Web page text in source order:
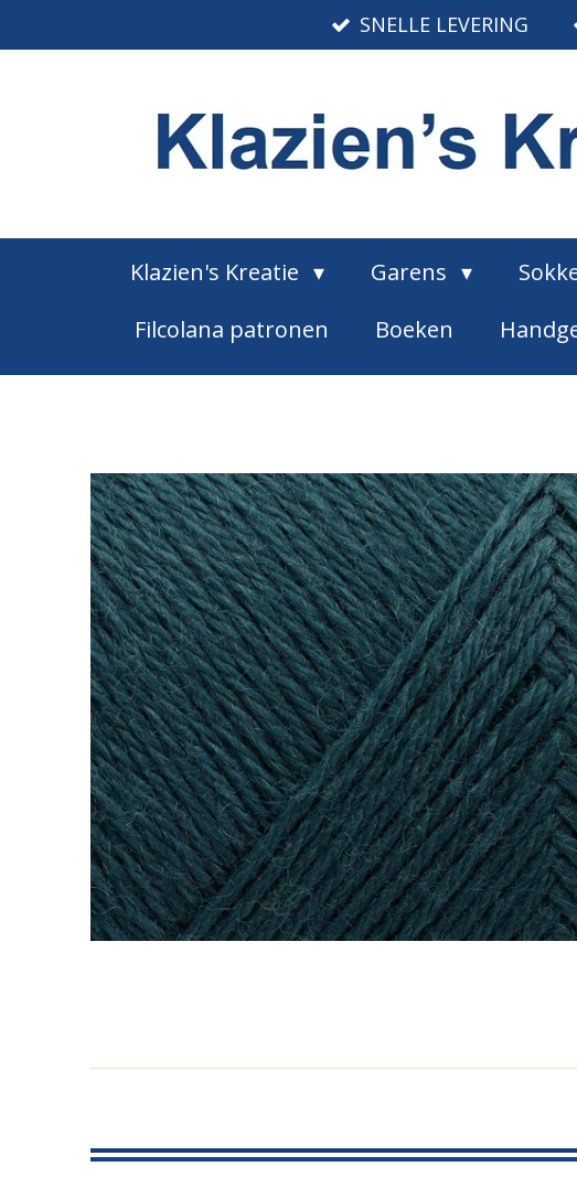
direct
SNELLE LEVERING
Klazien's Kreatie Garens
Filcolana patronen
Boeken